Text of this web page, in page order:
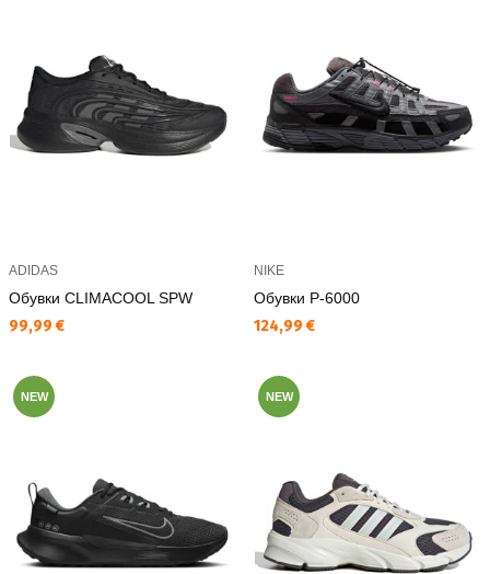
ADIDAS
Обувки CLIMACOOL SPW
Текуща цена:
99,99 €
NIKE
Обувки P-6000
Текуща цена:
124,99 €
NEW NEW